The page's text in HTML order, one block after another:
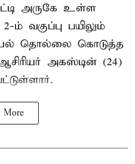
அருகே உள்ள
2-ம் வகுப்பு பயிலும்
தொல்லை கொடுத்த
அகஸ்டின் (24)
More